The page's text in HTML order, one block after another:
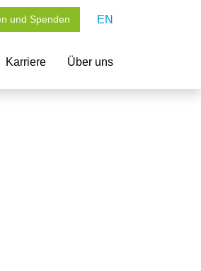
und Spenden EN
Karriere Über uns